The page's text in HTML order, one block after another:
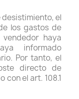
el
los gastos de
haya
informado
Por tanto, el
directo de
con el art. 108.1